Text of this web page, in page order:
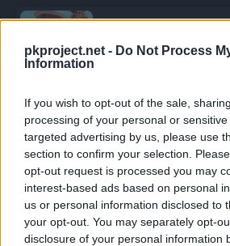
pkproject.net - Do Not Process
Information
If you wish to opt-out of the sale,
processing of your personal or
targeted advertising by us, please use
section to confirm your selection.
opt-out request is processed you may
interest-based ads based on personal
us or personal information disclosed to
your opt-out. You may separately opt-
disclosure of your personal information
Episodio 2
Episodio 3
Yo también quiero
Episodio 4
¡Bienvenido al Complejo